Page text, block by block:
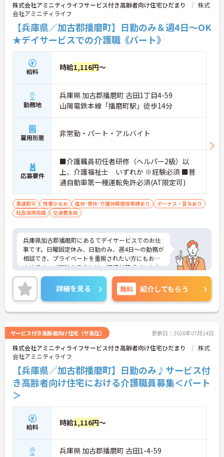
株式会社アミニティライフサービス付き高齢者向け住宅ひだまり
株式
会社アミニティライフ
【兵庫県／加古郡播磨町】日勤のみ＆週4日～OK
★デイサービスでの介護職《パート》
給料 時給1,116円～
勤務地
兵庫県 加古郡播磨町 古田1丁目4-59
山陽電鉄本線「播磨町駅」徒歩14分
雇用形態 非常勤・パート・アルバイト
応募要件
■介護職員初任者研修（ヘルパー2級）以
上、介護福祉士 いずれか ※経験必須 ■普
通自動車第一種運転免許必須(AT限定可)
車通勤可 残業少なめ 産休･育休･介護休暇取得実績あり
ボーナス・賞与あり
社会保険完備
交通費支給
兵庫県加古郡播磨町にあるてデイサービスでのお仕
事です。日曜固定休み、日勤のみ、週4日～の勤務が
相談でき、プライベートを重視されたい方にもおす
すめです。ご興味ある方には、面接対策ポイントな
ど、さらに詳細をお話しいたしますのでお気軽にご
相談ください。詳細を見る 無料 紹介してもらう
サービス付き高齢者向け住宅（サ高住） 更新日：2026年07月24日
株式会社アミニティライフサービス付き高齢者向け住宅ひだまり
株式
会社アミニティライフ
【兵庫県／加古郡播磨町】日勤のみ♪サービス付
き高齢者向け住宅における介護職員募集＜パート
＞
給料 時給1,116円～
兵庫県 加古郡播磨町 古田1-4-59